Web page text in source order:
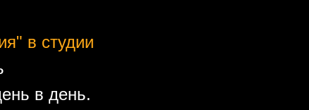
в студии
в день.